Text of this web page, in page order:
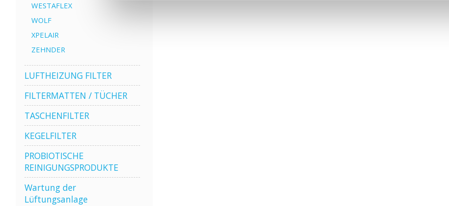
WESTAFLEX
WOLF
XPELAIR
ZEHNDER
LUFTHEIZUNG FILTER
FILTERMATTEN / TÜCHER
TASCHENFILTER
KEGELFILTER
PROBIOTISCHE
REINIGUNGSPRODUKTE
Wartung der
Lüftungsanlage